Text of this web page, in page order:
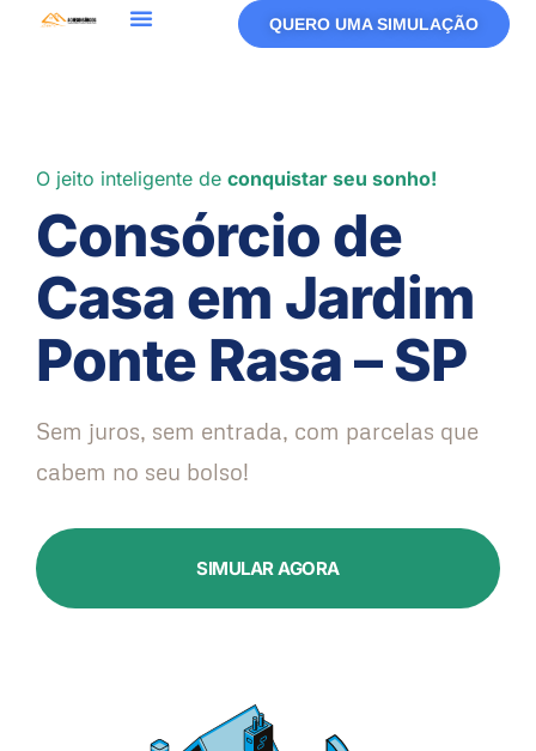
QUERO UMA SIMULAÇÃO
O jeito inteligente de conquistar seu sonho!
Consórcio de
Casa em Jardim
Ponte Rasa – SP
Sem juros, sem entrada, com parcelas que
cabem no seu bolso!
SIMULAR AGORA